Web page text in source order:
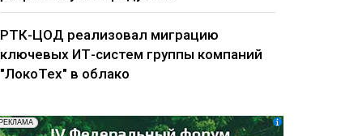
РТК-ЦОД реализовал миграцию
ключевых ИТ-систем группы компаний
"ЛокоТех" в облако